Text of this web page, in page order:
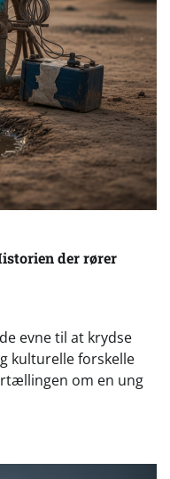
der rører
evne til at krydse
kulturelle forskelle
om en ung